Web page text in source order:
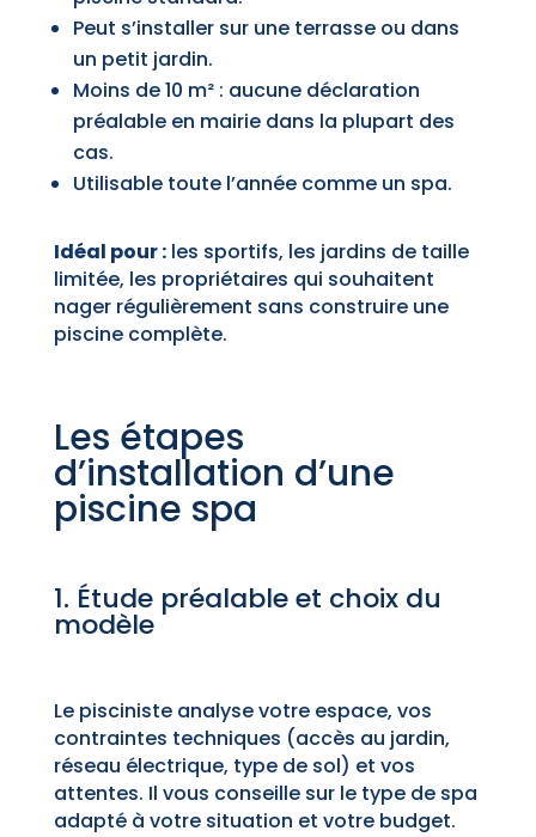
Peut s’installer sur une terrasse ou dans
un petit jardin.
Moins de 10 m² : aucune déclaration
préalable en mairie dans la plupart des
cas.
Utilisable toute l’année comme un spa.
Idéal pour :les sportifs, les jardins de taille
limitée, les propriétaires qui souhaitent
nager régulièrement sans construire une
piscine complète.
Les étapes
d’installation d’une
piscine spa
1. Étude préalable et choix du
modèle
Le pisciniste analyse votre espace, vos
contraintes techniques (accès au jardin,
réseau électrique, type de sol) et vos
attentes. Il vous conseille sur le type de spa
adapté à votre situation et votre budget.